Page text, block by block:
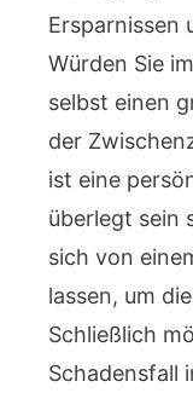
Ersparnissen
Würden Sie
selbst einen
der
ist eine
überlegt sein
sich von
lassen, um
Schließlich
Schadensfall